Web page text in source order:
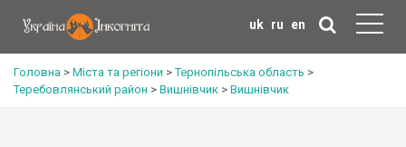
uk ru en
Головна > Міста та регіони >Тернопільська область >
Теребовлянський район > Вишнівчик > Вишнівчик